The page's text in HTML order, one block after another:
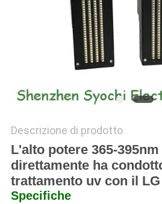
Descrizione di prodotto
L'alto potere 365-
direttamente ha
trattamento uv con il LG
Specifiche